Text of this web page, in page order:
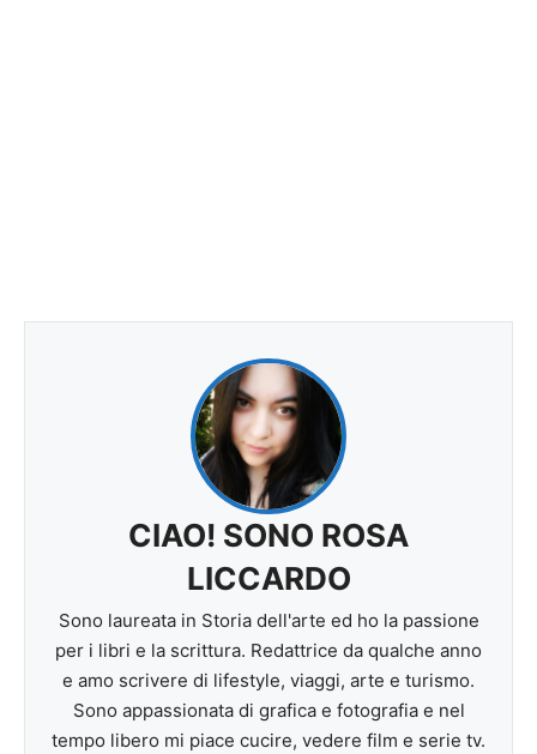
CIAO! SONO ROSA
LICCARDO
Sono laureata in Storia dell'arte ed ho la passione
per i libri e la scrittura. Redattrice da qualche anno
e amo scrivere di lifestyle, viaggi, arte e turismo.
Sono appassionata di grafica e fotografia e nel
tempo libero mi piace cucire, vedere film e serie tv.